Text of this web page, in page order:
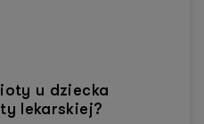
u dziecka
lekarskiej?